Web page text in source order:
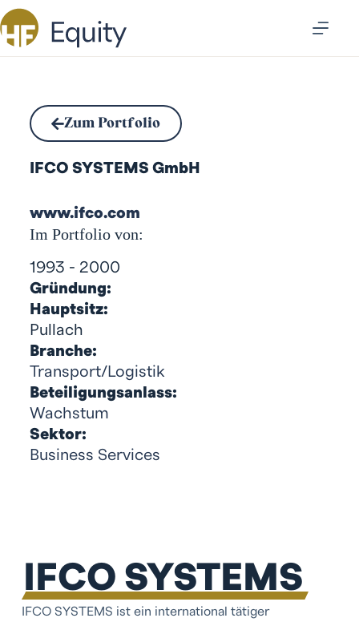
Zum Portfolio
IFCO SYSTEMS GmbH
www.ifco.com
Im Portfolio von:
1993 - 2000
Gründung:
Hauptsitz:
Pullach
Branche:
Transport/Logistik
Beteiligungsanlass:
Wachstum
Sektor:
Business Services
IFCO SYSTEMS
IFCO SYSTEMS ist ein international tätiger